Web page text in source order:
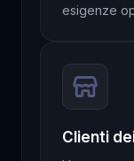
esigenze
Clienti